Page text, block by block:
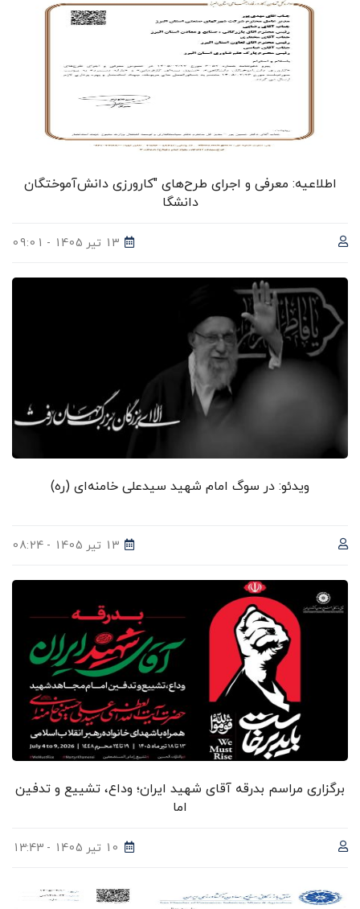
اطلاعیه: معرفی و اجرای طرح‌های "کارورزی دانش‌آموختگان
دانشگا
13 تیر 1405 - 09:01
ویدئو: در سوگ امام شهید سیدعلی خامنه‌ای (ره)
13 تیر 1405 - 08:24
برگزاری مراسم بدرقه آقای شهید ایران؛ وداع، تشییع و تدفین
اما
10 تیر 1405 - 13:43